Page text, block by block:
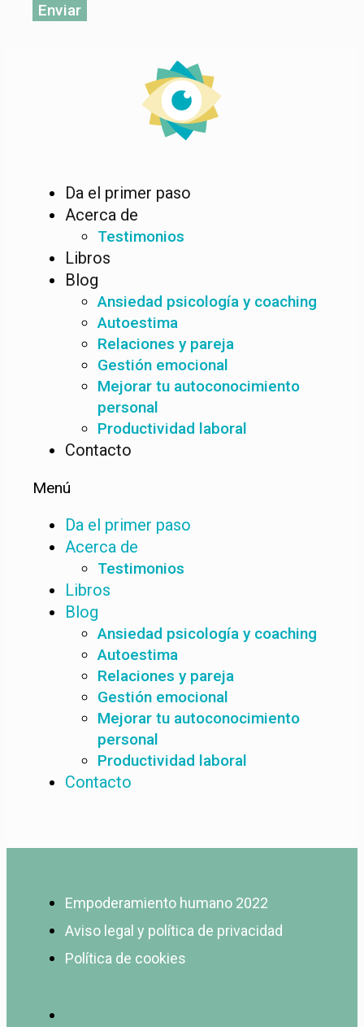
Enviar
Da el primer paso
Acerca de
Testimonios
Libros
Blog
Ansiedad psicología y coaching
Autoestima
Relaciones y pareja
Gestión emocional
Mejorar tu autoconocimiento
personal
Productividad laboral
Contacto
Menú
Da el primer paso
Acerca de
Testimonios
Libros
Blog
Ansiedad psicología y coaching
Autoestima
Relaciones y pareja
Gestión emocional
Mejorar tu autoconocimiento
personal
Productividad laboral
Contacto
Empoderamiento humano 2022
Aviso legal y política de privacidad
Política de cookies